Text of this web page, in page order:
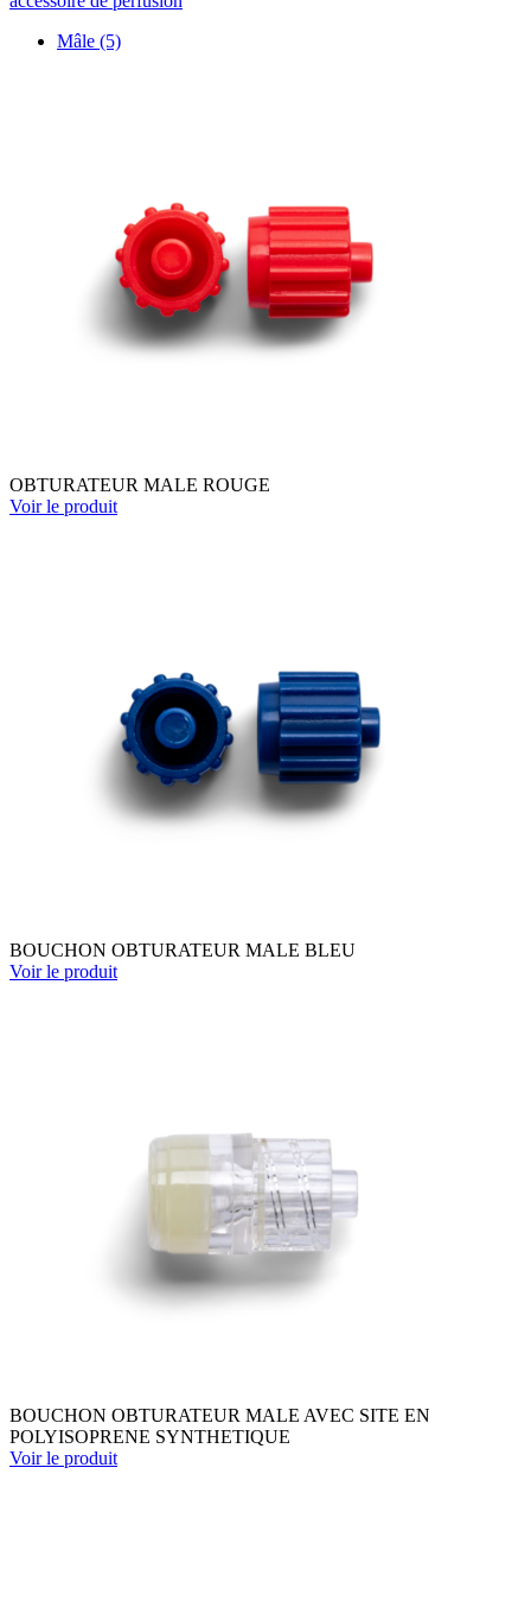
Mâle (5)
OBTURATEUR MALE ROUGE
Voir le produit
BOUCHON OBTURATEUR MALE BLEU
Voir le produit
BOUCHON OBTURATEUR MALE AVEC SITE EN
POLYISOPRENE SYNTHETIQUE
Voir le produit